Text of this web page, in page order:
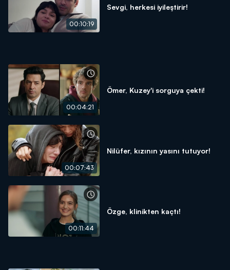
00:10:19
Sevgi, herkesi iyileştirir!
00:04:21
Ömer, Kuzey'i sorguya çekti!
00:07:43
Nilüfer, kızının yasını tutuyor!
00:11:44
Özge, klinikten kaçtı!